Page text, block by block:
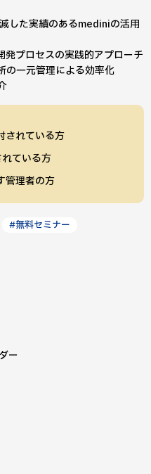
した実績のあるmediniの活用
プロセスの実践的アプローチ
の一元管理による効率化
されている方
ている方
管理者の方
#無料セミナー
ー